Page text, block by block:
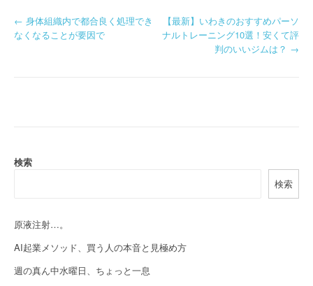
P
a
g
a
t
← 身体組織内で都合良く処理でき
なくなることが要因で
【最新】いわきのおすすめパーソ
ナルトレーニング10選！安くて評
判のいいジムは？ →
検索
検索
原液注射…。
AI起業メソッド、買う人の本音と見極め方
週の真ん中水曜日、ちょっと一息